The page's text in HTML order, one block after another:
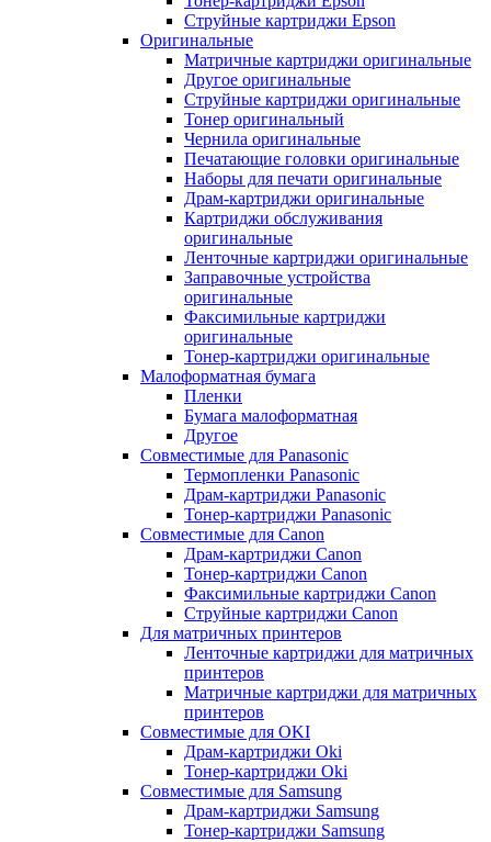
Струйные картриджи Epson
Оригинальные
Матричные картриджи оригинальные
Другое оригинальные
Струйные картриджи оригинальные
Тонер оригинальный
Чернила оригинальные
Печатающие головки оригинальные
Наборы для печати оригинальные
Драм-картриджи оригинальные
Картриджи обслуживания
оригинальные
Ленточные картриджи оригинальные
Заправочные устройства
оригинальные
Факсимильные картриджи
оригинальные
Тонер-картриджи оригинальные
Малоформатная бумага
Пленки
Бумага малоформатная
Другое
Совместимые для Panasonic
Термопленки Panasonic
Драм-картриджи Panasonic
Тонер-картриджи Panasonic
Совместимые для Canon
Драм-картриджи Canon
Тонер-картриджи Canon
Факсимильные картриджи Canon
Струйные картриджи Canon
Для матричных принтеров
Ленточные картриджи для матричных
принтеров
Матричные картриджи для матричных
принтеров
Совместимые для OKI
Драм-картриджи Oki
Тонер-картриджи Oki
Совместимые для Samsung
Драм-картриджи Samsung
Тонер-картриджи Samsung